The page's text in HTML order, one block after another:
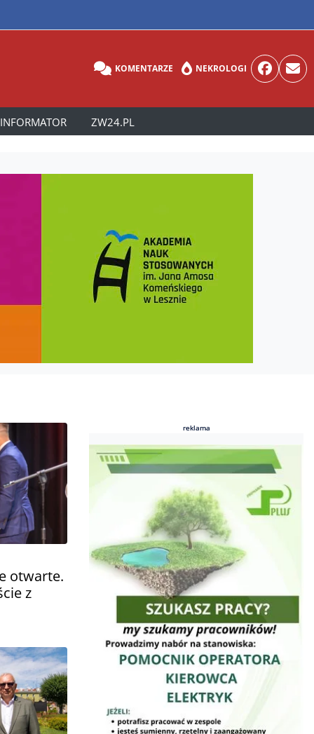
KOMENTARZE NEKROLOGI
INFORMATOR ZW24.PL
otwarte.
z
reklama
reklama